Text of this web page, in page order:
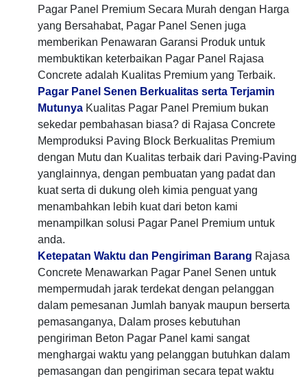
Pagar Panel Premium Secara Murah dengan Harga
yang Bersahabat, Pagar Panel Senen juga
memberikan Penawaran Garansi Produk untuk
membuktikan keterbaikan Pagar Panel Rajasa
Concrete adalah Kualitas Premium yang Terbaik.
Pagar Panel Senen Berkualitas serta Terjamin
Mutunya Kualitas Pagar Panel Premium bukan
sekedar pembahasan biasa? di Rajasa Concrete
Memproduksi Paving Block Berkualitas Premium
dengan Mutu dan Kualitas terbaik dari Paving-Paving
yanglainnya, dengan pembuatan yang padat dan
kuat serta di dukung oleh kimia penguat yang
menambahkan lebih kuat dari beton kami
menampilkan solusi Pagar Panel Premium untuk
anda.
Ketepatan Waktu dan Pengiriman Barang Rajasa
Concrete Menawarkan Pagar Panel Senen untuk
mempermudah jarak terdekat dengan pelanggan
dalam pemesanan Jumlah banyak maupun berserta
pemasanganya, Dalam proses kebutuhan
pengiriman Beton Pagar Panel kami sangat
menghargai waktu yang pelanggan butuhkan dalam
pemasangan dan pengiriman secara tepat waktu